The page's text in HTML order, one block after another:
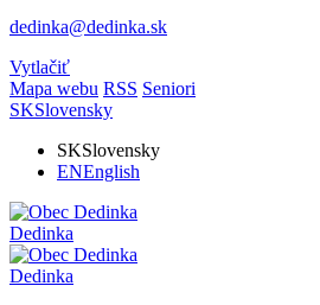
dedinka@dedinka.sk
Vytlačiť
Mapa webu RSS Seniori
SKSlovensky
SKSlovensky
ENEnglish
Dedinka
Dedinka